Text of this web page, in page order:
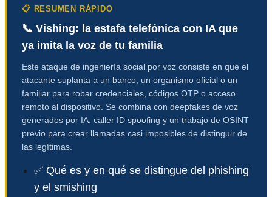
📋 RESUMEN RÁPIDO
📞 Vishing: la estafa telefónica con IA que
ya imita la voz de tu familia
Este ataque de ingeniería social por voz consiste en que el
atacante suplanta a un banco, un organismo oficial o un
familiar para robar credenciales, códigos OTP o acceso
remoto al dispositivo. Se combina con deepfakes de voz
generados por IA, caller ID spoofing y un trabajo de OSINT
previo para crear llamadas casi imposibles de distinguir de
las legítimas.
✅ Qué es y en qué se distingue del phishing
y el smishing